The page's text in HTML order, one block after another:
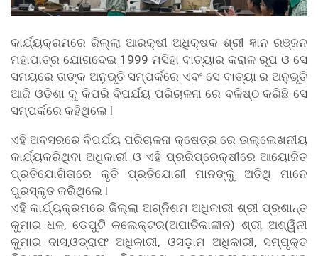
କାର୍ଯ୍ୟକ୍ରମରେ ଜିଲ୍ଲା ଆରକ୍ଷୀ ଅଧିକ୍ଷକ ଶ୍ରୀ ଜ୍ଞାନ ରଞ୍ଜନ
ମହାପାତ୍ର ଯୋଗଦେଇ 1999 ମସିହା ବାତ୍ୟାର କରାଳ ରୂପ ଓ ସେ
ସମୟରେ ତାଙ୍କ ଅନୁଭୂତି ସମ୍ପର୍କରେ ଏବଂ ସେ ବାତ୍ୟା ର ଅନୁଭୂତି
ଆଜି ଓଡିଶା କୁ କିପରି ବିପର୍ଯୟ ପରିଚାଳନା ରେ ବଳିଷ୍ଠ କରିଛି ସେ
ସମ୍ପର୍କରେ କହିଥିଲେ l
ଏହି ଅବସରରେ ବିପର୍ଯୟ ପରିଚାଳନା କ୍ଷେତ୍ର ରେ ଉଲ୍ଲେଖନୀୟ
କାର୍ଯ୍ୟକରିଥିବା ଅଧିକାରୀ ଓ ଏହି ପ୍ରରିପ୍ରେକ୍ଷୀରେ ଆୟୋଜିତ
ପ୍ରତିଯୋଗିତାରେ କୃତି ପ୍ରତିଯୋଗୀ ମାନଙ୍କୁ ଅତିଥି ମାନେ
ପୁରସ୍କୃତ କରିଥିଲେ l
ଏହି କାର୍ଯ୍ୟକ୍ରମରେ ଜିଲ୍ଲା ଅଗ୍ନିଶମ ଅଧିକାରୀ ଶ୍ରୀ ପ୍ରଶାନ୍ତ
କୁମାର ଧଳ, ଡେପୁଟି କଲେକ୍ଟର(ଅପାତିକାଳୀନ) ଶ୍ରୀ ଅଶ୍ୱିନୀ
କୁମାର ଦାସ,ଓଡ୍ରାଫ ଅଧିକାରୀ, ଓସଡ଼ାମ ଅଧିକାରୀ, ସମ୍ପୃକ୍ତ